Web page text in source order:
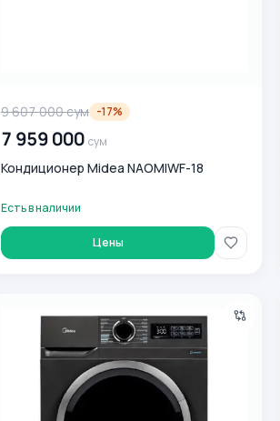
9 607 000сум -17%
7 959 000 сум
Кондиционер Midea NAOMIWF-18
Есть в наличии
Цены